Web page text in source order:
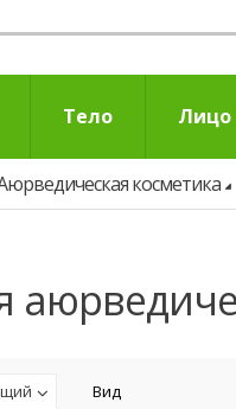
Тело Лицо
косметика
Вид